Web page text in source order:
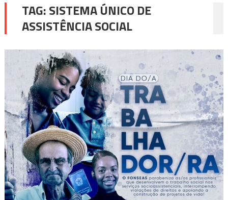
TAG:SISTEMA ÚNICO DE
ASSISTÊNCIA SOCIAL